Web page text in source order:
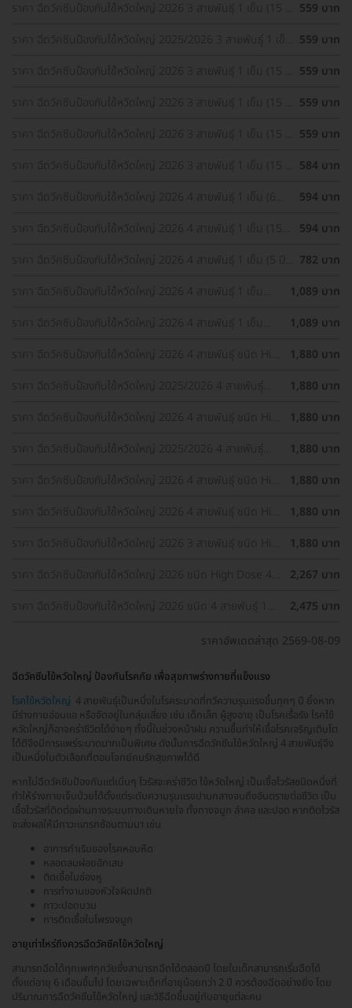
ราคา ฉีดวัคซีนป้องกันไข้หวัดใหญ่ 2026 3 สายพันธุ์ 1 เข็ม (15 ปี
559 บาท
ราคา ฉีดวัคซีนป้องกันไข้หวัดใหญ่ 2025/2026 3 สายพันธุ์ 1 เข็ม 559 บาท
ราคา ฉีดวัคซีนป้องกันไข้หวัดใหญ่ 2026 3 สายพันธุ์ 1 เข็ม (15 ปี
559 บาท
ราคา ฉีดวัคซีนป้องกันไข้หวัดใหญ่ 2026 3 สายพันธุ์ 1 เข็ม (15 ปี
559 บาท
ราคา ฉีดวัคซีนป้องกันไข้หวัดใหญ่ 2026 3 สายพันธุ์ 1 เข็ม (15 ปี
559 บาท
ราคา ฉีดวัคซีนป้องกันไข้หวัดใหญ่ 2026 3 สายพันธุ์ 1 เข็ม (15 ปี
584 บาท
ราคา ฉีดวัคซีนป้องกันไข้หวัดใหญ่ 2026 4 สายพันธุ์ 1 เข็ม (6
594 บาท
ราคา ฉีดวัคซีนป้องกันไข้หวัดใหญ่ 2026 4 สายพันธุ์ 1 เข็ม (15-
594 บาท
ราคา ฉีดวัคซีนป้องกันไข้หวัดใหญ่ 2026 4 สายพันธ์ุ 1 เข็ม (5 ปี
782 บาท
ราคา ฉีดวัคซีนป้องกันไข้หวัดใหญ่ 2026 4 สายพันธุ์ 1 เข็ม
1,089 บาท
ราคา ฉีดวัคซีนป้องกันไข้หวัดใหญ่ 2026 4 สายพันธุ์ 1 เข็ม
1,089 บาท
ราคา ฉีดวัคซีนป้องกันไข้หวัดใหญ่ 2026 4 สายพันธุ์ ชนิด High
1,880 บาท
ราคา ฉีดวัคซีนป้องกันไข้หวัดใหญ่ 2025/2026 4 สายพันธุ์
1,880 บาท
ราคา ฉีดวัคซีนป้องกันไข้หวัดใหญ่ 2026 4 สายพันธุ์ ชนิด High
1,880 บาท
ราคา ฉีดวัคซีนป้องกันไข้หวัดใหญ่ 2025/2026 4 สายพันธุ์
1,880 บาท
ราคา ฉีดวัคซีนป้องกันไข้หวัดใหญ่ 2026 4 สายพันธุ์ ชนิด High
1,880 บาท
ราคา ฉีดวัคซีนป้องกันไข้หวัดใหญ่ 2026 4 สายพันธุ์ ชนิด High
1,880 บาท
ราคา ฉีดวัคซีนป้องกันไข้หวัดใหญ่ 2026 3 สายพันธุ์ ชนิด High
1,880 บาท
ราคา ฉีดวัคซีนป้องกันไข้หวัดใหญ่ 2026 ชนิด High Dose 4
2,267 บาท
ราคา ฉีดวัคซีนป้องกันไข้หวัดใหญ่ 2026 ชนิด 4 สายพันธุ์ 1
2,475 บาท
ราคาอัพเดตล่าสุด 2569-08-09
ฉีดวัคซีนไข้หวัดใหญ่ ป้องกันโรคภัย เพื่อสุขภาพร่างกายที่แข็งแรง
โรคไข้หวัดใหญ่ 4 สายพันธุ์เป็นหนึ่งในโรคระบาดที่ทวีความรุนแรงขึ้นทุกๆ ปี ยิ้งหาก
มีร่างกายอ่อนแอ หรือจัดอยู่ในกลุ่มเสี่ยง เช่น เด็กเล็ก ผู้สูงอายุ เป็นโรคเรื้อรัง โรคไข้
หวัดใหญ่ก็อาจคร่าชีวิตได้ง่ายๆ ทั้งนี้ในช่วงหน้าฝน ความชื้นทำให้เชื้อโรคเจริญเติบโต
ได้ดีจึงมีการแพร่ระบาดมากเป็นพิเศษ ดังนั้นการฉีดวัคซีนไข้หวัดใหญ่ 4 สายพันธุ์จึง
เป็นหนึ่งในตัวเลือกที่ตอบโจทย์คนรักสุขภาพได้ดี
หากไม่ฉีดวัคซีนป้องกันแต่เนิ่นๆ ไวรัสจะคร่าชีวิต ไข้หวัดใหญ่ เป็นเชื้อไวรัสชนิดหนึ่งที่
ทำให้ร่างกายเจ็บป่วยได้ตั้งแต่ระดับความรุนแรงปานกลางจนถึงอันตรายต่อชีวิต เป็น
เชื้อไวรัสที่ติดต่อผ่านทางระบบทางเดินหายใจ ทั้งทางจมูก ลำคอ และปอด หากติดไวรัส
จะส่งผลให้มีภาวะแทรกซ้อนตามมา เช่น
อาการกำเริบของโรคหอบหืด
หลอดลมฝอยอักเสบ
ติดเชื้อในช่องหู
การทำงานของหัวใจผิดปกติ
ภาวะปอดบวม
การติดเชื้อในโพรงจมูก
อายุเท่าไหร่ถึงควรฉีดวัคซีคไข้หวัดใหญ่
สามารถฉีดได้ทุกเพศทุกวัยซึ่งสามารถฉีดได้ตลอดปี โดยในเด็กสามารถเริ่มฉีดได้
ตั้งแต่อายุ 6 เดือนขึ้นไป โดยเฉพาะเด็กที่อายุน้อยกว่า 2 ปี ควรต้องฉีดอย่างยิ่ง โดย
ปริมาณการฉีดวัคซีนไข้หวัดใหญ่ และวิธีฉีดขึ้นอยู่กับอายุแต่ละคน